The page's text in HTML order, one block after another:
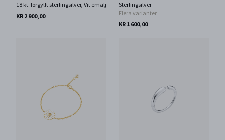
18 kt. förgyllt sterlingsilver, Vit emalj
KR 2 900,00
Sterlingsilver
Flera varianter
KR 1 600,00